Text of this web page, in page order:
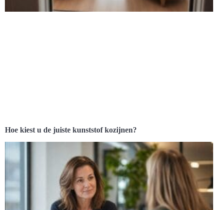
Hoe kiest u de juiste kunststof kozijnen?